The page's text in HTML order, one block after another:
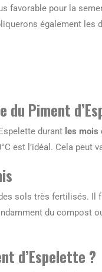
favorable pour la
également les
du Piment
durant les mois
est l’idéal. Cela peut
sols très fertilisés.
du compost
d’Espelette ?